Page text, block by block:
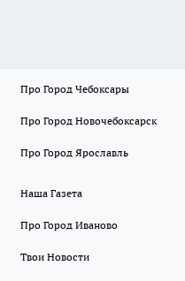
Про Город Чебоксары
Про Город Новочебоксарск
Про Город Ярославль
Наша Газета
Про Город Иваново
Твои Новости